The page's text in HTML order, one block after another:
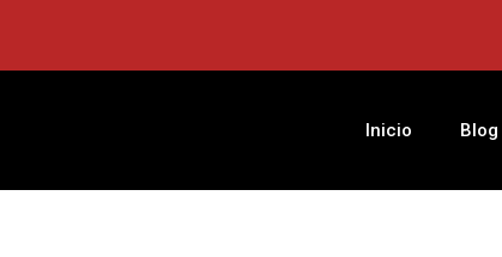
contenido
Inicio Blog